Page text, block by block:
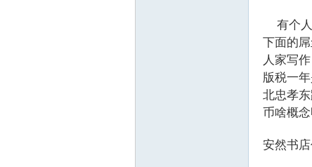
有个人
下面的
人家写
版税一
北忠孝
币啥概
安然书店